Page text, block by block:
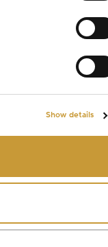
Show details